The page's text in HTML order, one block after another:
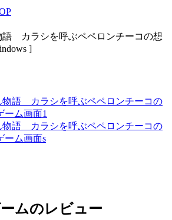
語 カラシを呼ぶペペロンチーコの想
]
ムのレビュー